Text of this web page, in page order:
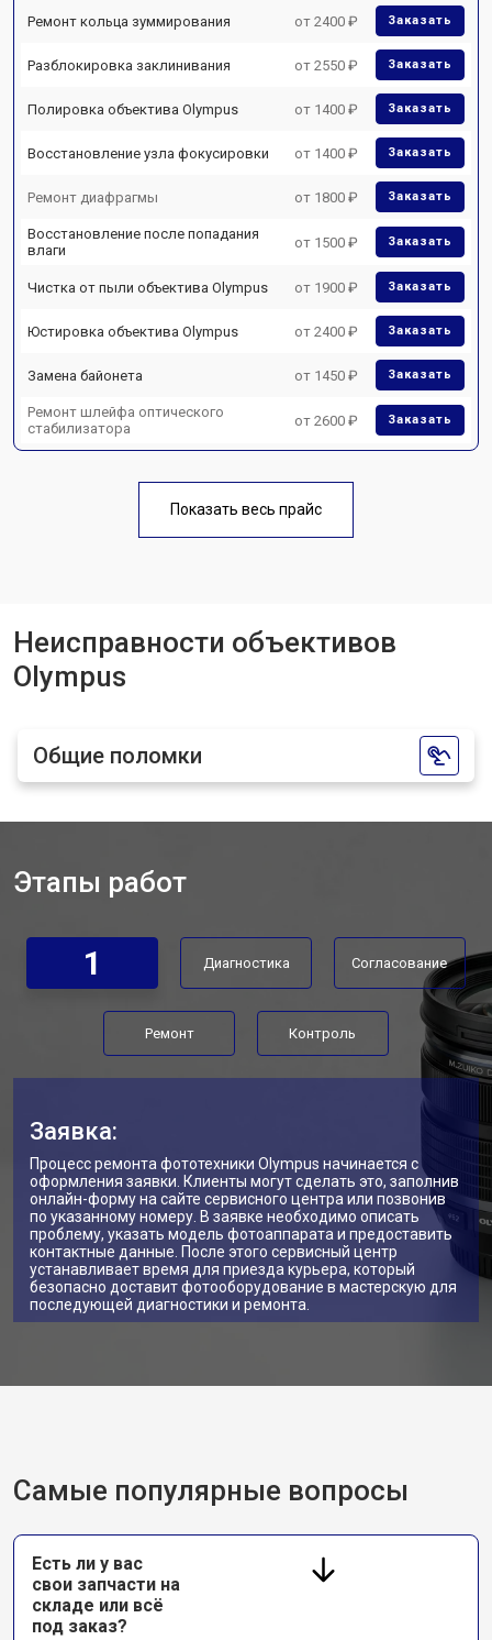
Ремонт кольца зуммирования от 2400 ₽ Заказать
Разблокировка заклинивания от 2550 ₽ Заказать
Полировка объектива Olympus от 1400 ₽ Заказать
Восстановление узла фокусировки от 1400 ₽ Заказать
Ремонт диафрагмы от 1800 ₽ Заказать
Восстановление после попадания
влаги
от 1500 ₽ Заказать
Чистка от пыли объектива Olympus от 1900 ₽ Заказать
Юстировка объектива Olympus от 2400 ₽ Заказать
Замена байонета от 1450 ₽ Заказать
Ремонт шлейфа оптического
стабилизатора
от 2600 ₽ Заказать
Показать весь прайс
Неисправности объективов
Olympus
Общие поломки
Этапы работ
1 Диагностика Согласование
Ремонт Контроль
Заявка:
Процесс ремонта фототехники Olympus начинается с
оформления заявки. Клиенты могут сделать это, заполнив
онлайн-форму на сайте сервисного центра или позвонив
по указанному номеру. В заявке необходимо описать
проблему, указать модель фотоаппарата и предоставить
контактные данные. После этого сервисный центр
устанавливает время для приезда курьера, который
безопасно доставит фотооборудование в мастерскую для
последующей диагностики и ремонта.
Самые популярные вопросы
Есть ли у вас
свои запчасти на
складе или всё
под заказ?